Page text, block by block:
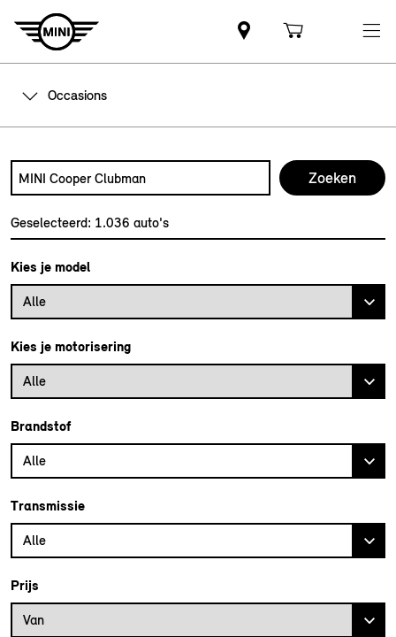
Occasions
Zoek naar een automodel, bijvoorbeeld MINI Cooper
Geselecteerd: 1.036 auto's
Kies je model
Alle
Kies je motorisering
Alle
Brandstof
Alle
Transmissie
Alle
Prijs
Prijs vanaf
Van